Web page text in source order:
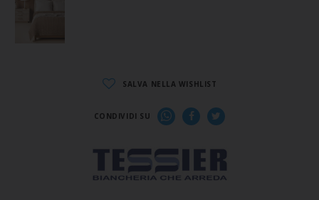
SALVA NELLA WISHLIST
CONDIVIDI SU